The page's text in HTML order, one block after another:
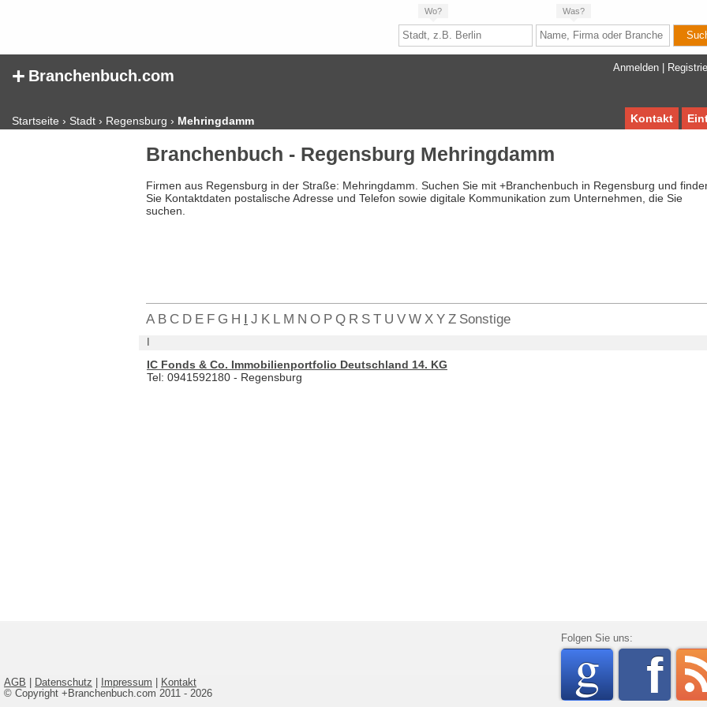
Wo? Was?
Anmelden
+ Branchenbuch.com
Startseite › Stadt › Regensburg › Mehringdamm Kontakt
Branchenbuch - Regensburg Mehringdamm
Firmen aus Regensburg in der Straße: Mehringdamm. Suchen Sie mit +Branchenbuch in Regensburg und
Sie Kontaktdaten postalische Adresse und Telefon sowie digitale Kommunikation zum Unternehmen, die Sie
suchen.
A B C D E F G H I J K L M N O P Q R S T U V W X Y Z Sonstige
IC Fonds & Co. Immobilienportfolio Deutschland 14. KG
Tel: 0941592180 - Regensburg
AGB Datenschutz Impressum
Kontakt
© Copyright +Branchenbuch.com 2011 - 2026
Folgen Sie uns:
rss